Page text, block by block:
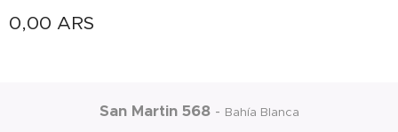
0,00 ARS
San Martin 568- Bahía Blanca